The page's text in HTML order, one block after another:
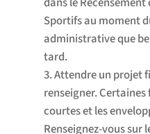
Sportifs au moment
administrative que
tard.
Attendre un projet
renseigner.
courtes et les
Renseignez-vous sur